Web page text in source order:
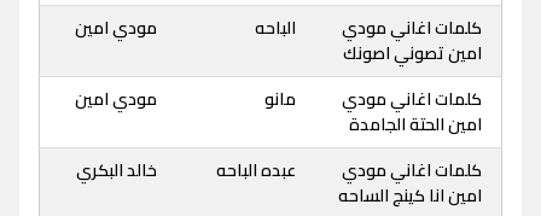
كلمات اغاني مودي
امين تصوني اصونك
الباحه مودي امين
كلمات اغاني مودي
امين الحتة الجامدة
مانو مودي امين
كلمات اغاني مودي
امين انا كينج الساحه
عبده الباحه خالد البكري